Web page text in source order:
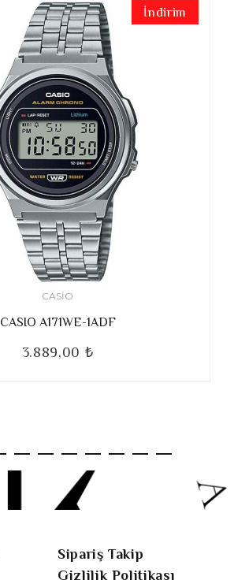
İndirim
CASIO
CASIO A171WE-1ADF
3.889,00 ₺
Sipariş Takip
Gizlilik Politikası